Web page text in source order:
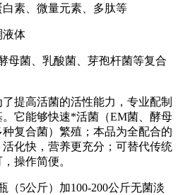
素、微量元素、多肽等
体
菌、乳酸菌、芽孢杆菌等复合
高活菌的活性能力，专业配制
它能够快速*活菌（EM菌、酵母
复合菌）繁殖；本品为全配合的
化快，营养更充分；可替代传统
操作简便。
5公斤）加100-200公斤无菌淡